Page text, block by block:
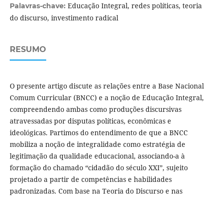
Palavras-chave: Educação Integral, redes políticas, teoria
do discurso, investimento radical
RESUMO
O presente artigo discute as relações entre a Base Nacional
Comum Curricular (BNCC) e a noção de Educação Integral,
compreendendo ambas como produções discursivas
atravessadas por disputas políticas, econômicas e
ideológicas. Partimos do entendimento de que a BNCC
mobiliza a noção de integralidade como estratégia de
legitimação da qualidade educacional, associando-a à
formação do chamado “cidadão do século XXI”, sujeito
projetado a partir de competências e habilidades
padronizadas. Com base na Teoria do Discurso e nas